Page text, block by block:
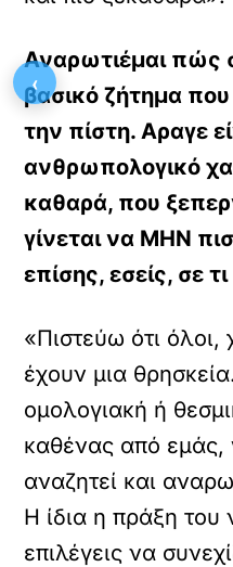
Αναρωτιέμαι πώς
βασικό ζήτημα που
την πίστη. Αραγε
ανθρωπολογικό
καθαρά, που
γίνεται να ΜΗΝ
επίσης, εσείς, σε
«Πιστεύω ότι όλοι,
έχουν μια
ομολογιακή ή
καθένας από εμάς,
αναζητεί και
Η ίδια η πράξη του
επιλέγεις να
‹